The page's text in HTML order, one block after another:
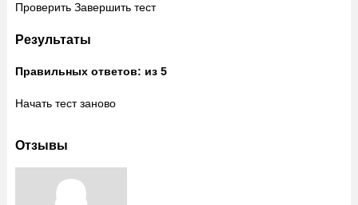
Проверить Завершить тест
Результаты
Правильных ответов: из 5
Начать тест заново
Отзывы